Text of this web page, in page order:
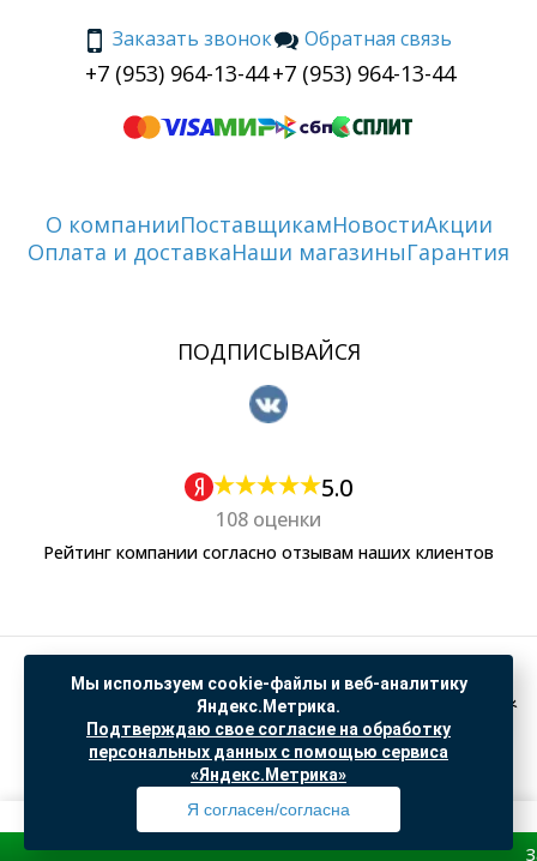
Заказать звонок
+7 (953) 964-13-44
Обратная связь
+7 (953) 964-13-44
О компанииПоставщикамНовостиАкции
Оплата и доставкаНаши магазиныГарантия
ПОДПИСЫВАЙСЯ
5.0
108 оценки
Рейтинг компании согласно отзывам наших клиентов
Политика обработки персональных данных
Согласие на обработку данных Яндекс Метрика
"© ООО “САНТЕХГИД”, 2026. Все права защищены. Предложение не является публичной
офертой, цены и информация на сайте ознакомительные
Доработка и продвижение вSO.USE
Мы используем cookie-файлы и веб-аналитику
Яндекс.Метрика.
Подтверждаю свое согласие на обработку
персональных данных с помощью сервиса
«Яндекс.Метрика»
Я согласен/согласна
Профиль Товары Поиск Избранное Корзина